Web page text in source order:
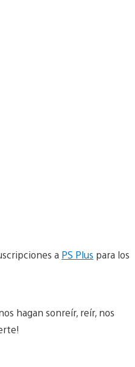
a PS Plus para los
hagan sonreír, reír, nos